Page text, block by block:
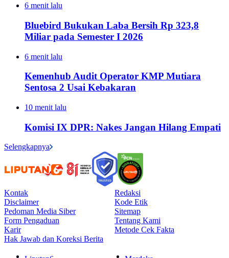
6 menit lalu
Bluebird Bukukan Laba Bersih Rp 323,8
Miliar pada Semester I 2026
6 menit lalu
Kemenhub Audit Operator KMP Mutiara
Sentosa 2 Usai Kebakaran
10 menit lalu
Komisi IX DPR: Nakes Jangan Hilang Empati
Selengkapnya
Kontak
Redaksi
Disclaimer
Kode Etik
Pedoman Media Siber
Sitemap
Form Pengaduan
Tentang Kami
Karir
Metode Cek Fakta
Hak Jawab dan Koreksi Berita